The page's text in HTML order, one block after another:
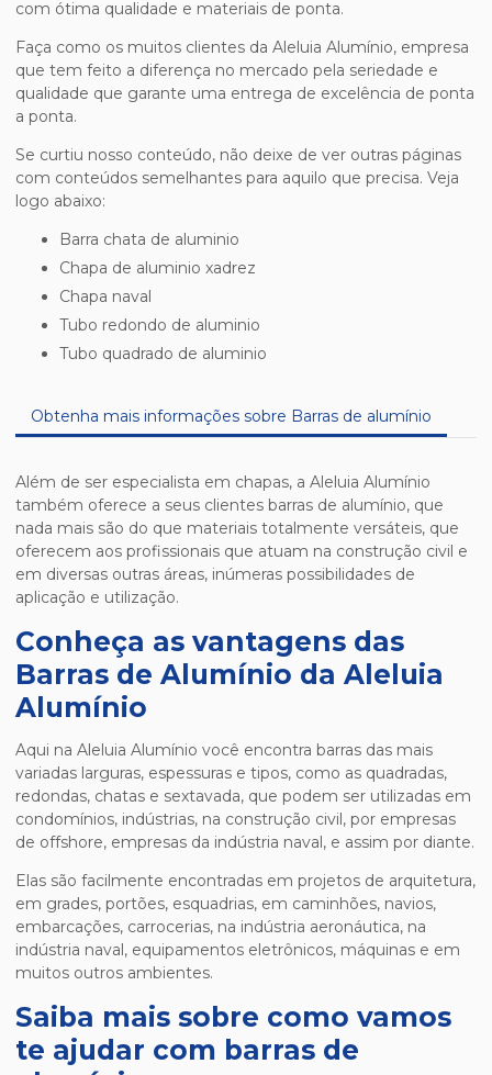
com ótima qualidade e materiais de ponta.
Faça como os muitos clientes da Aleluia Alumínio, empresa
que tem feito a diferença no mercado pela seriedade e
qualidade que garante uma entrega de excelência de ponta
a ponta.
Se curtiu nosso conteúdo, não deixe de ver outras páginas
com conteúdos semelhantes para aquilo que precisa. Veja
logo abaixo:
barra chata de aluminio
chapa de aluminio xadrez
chapa naval
tubo redondo de aluminio
tubo quadrado de aluminio
Obtenha mais informações sobre Barras de alumínio
Além de ser especialista em chapas, a Aleluia Alumínio
também oferece a seus clientes barras de alumínio, que
nada mais são do que materiais totalmente versáteis, que
oferecem aos profissionais que atuam na construção civil e
em diversas outras áreas, inúmeras possibilidades de
aplicação e utilização.
Conheça as vantagens das
Barras de Alumínio da Aleluia
Alumínio
Aqui na Aleluia Alumínio você encontra barras das mais
variadas larguras, espessuras e tipos, como as quadradas,
redondas, chatas e sextavada, que podem ser utilizadas em
condomínios, indústrias, na construção civil, por empresas
de offshore, empresas da indústria naval, e assim por diante.
Elas são facilmente encontradas em projetos de arquitetura,
em grades, portões, esquadrias, em caminhões, navios,
embarcações, carrocerias, na indústria aeronáutica, na
indústria naval, equipamentos eletrônicos, máquinas e em
muitos outros ambientes.
Saiba mais sobre como vamos
te ajudar com barras de